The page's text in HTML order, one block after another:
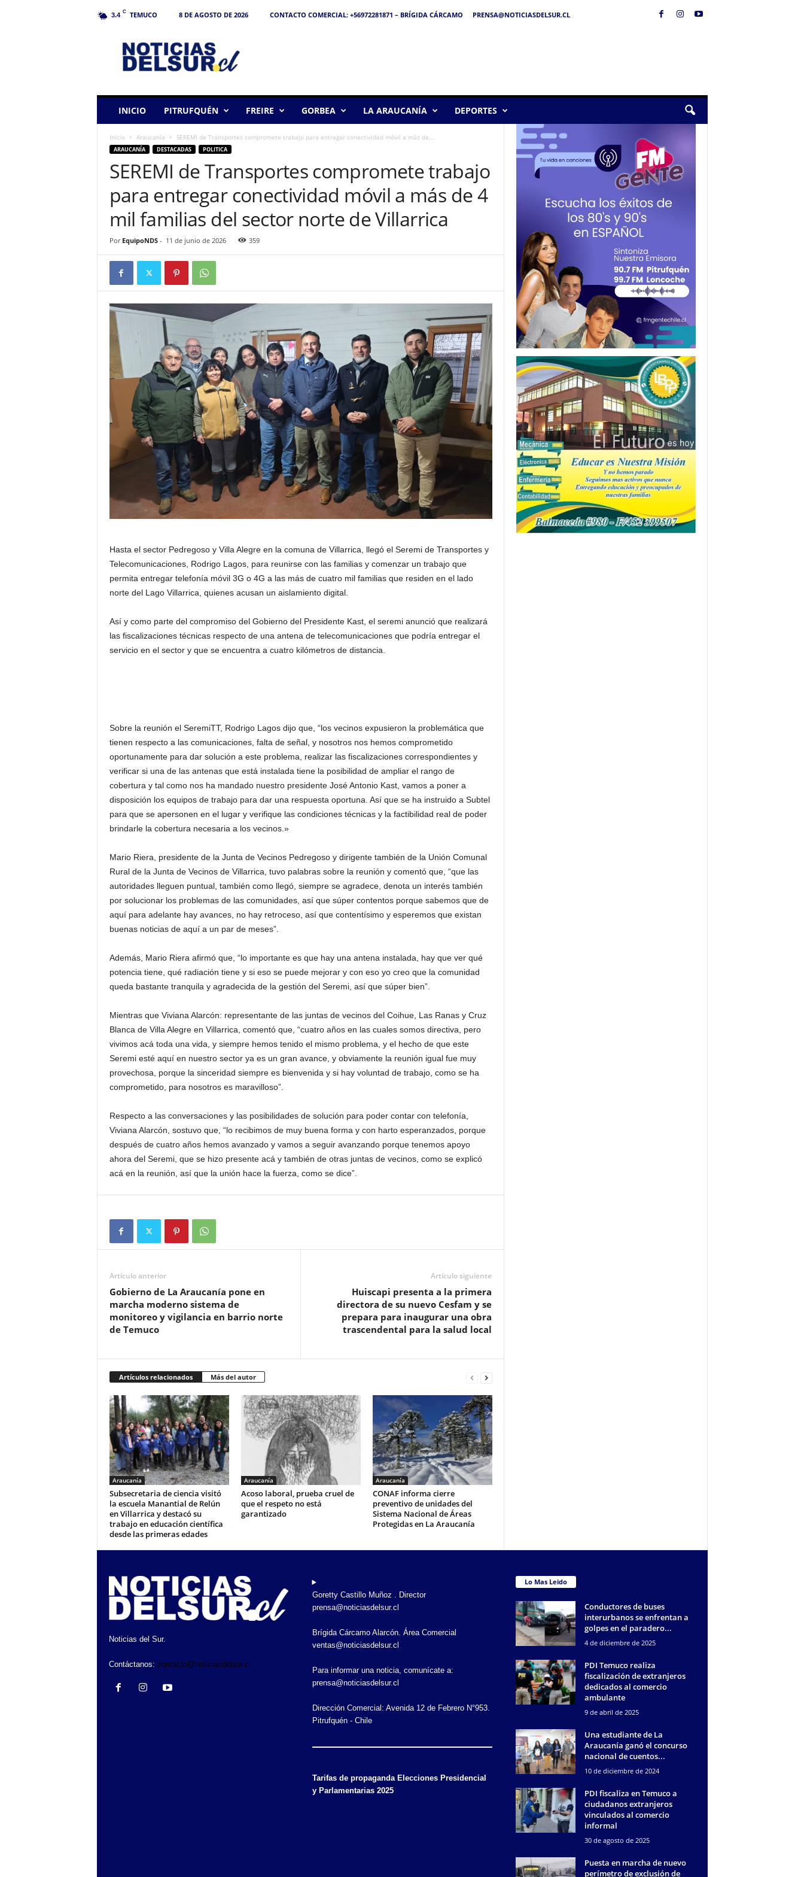
3.4 C TEMUCO 8 DE AGOSTO DE 2026 CONTACTO COMERCIAL: +56972281871 – BRÍGIDA CÁRCAMO
PRENSA@NOTICIASDELSUR.CL
INICIO PITRUFQUÉN FREIRE GORBEA LA ARAUCANÍA DEPORTES
Inicio Araucanía SEREMI de Transportes compromete trabajo para entregar conectividad móvil a más de...
ARAUCANÍA DESTACADAS POLITICA
SEREMI de Transportes compromete trabajo
para entregar conectividad móvil a más de 4
mil familias del sector norte de Villarrica
Por EquipoNDS- 11 de junio de 2026 359
Hasta el sector Pedregoso y Villa Alegre en la comuna de Villarrica, llegó el Seremi de Transportes y
Telecomunicaciones, Rodrigo Lagos, para reunirse con las familias y comenzar un trabajo que
permita entregar telefonía móvil 3G o 4G a las más de cuatro mil familias que residen en el lado
norte del Lago Villarrica, quienes acusan un aislamiento digital.
Así y como parte del compromiso del Gobierno del Presidente Kast, el seremi anunció que realizará
las fiscalizaciones técnicas respecto de una antena de telecomunicaciones que podría entregar el
servicio en el sector y que se encuentra a cuatro kilómetros de distancia.
Sobre la reunión el SeremiTT, Rodrigo Lagos dijo que, “los vecinos expusieron la problemática que
tienen respecto a las comunicaciones, falta de señal, y nosotros nos hemos comprometido
oportunamente para dar solución a este problema, realizar las fiscalizaciones correspondientes y
verificar si una de las antenas que está instalada tiene la posibilidad de ampliar el rango de
cobertura y tal como nos ha mandado nuestro presidente José Antonio Kast, vamos a poner a
disposición los equipos de trabajo para dar una respuesta oportuna. Así que se ha instruido a Subtel
para que se apersonen en el lugar y verifique las condiciones técnicas y la factibilidad real de poder
brindarle la cobertura necesaria a los vecinos.»
Mario Riera, presidente de la Junta de Vecinos Pedregoso y dirigente también de la Unión Comunal
Rural de la Junta de Vecinos de Villarrica, tuvo palabras sobre la reunión y comentó que, “que las
autoridades lleguen puntual, también como llegó, siempre se agradece, denota un interés también
por solucionar los problemas de las comunidades, así que súper contentos porque sabemos que de
aquí para adelante hay avances, no hay retroceso, así que contentísimo y esperemos que existan
buenas noticias de aquí a un par de meses”.
​Además, Mario Riera afirmó que, “lo importante es que hay una antena instalada, hay que ver qué
potencia tiene, qué radiación tiene y si eso se puede mejorar y con eso yo creo que la comunidad
queda bastante tranquila y agradecida de la gestión del Seremi, así que súper bien”.
Mientras que Viviana Alarcón: representante de las juntas de vecinos del Coihue, Las Ranas y Cruz
Blanca de Villa Alegre en Villarrica, comentó que, “cuatro años en las cuales somos directiva, pero
vivimos acá toda una vida, y siempre hemos tenido el mismo problema, y el hecho de que este
Seremi esté aquí en nuestro sector ya es un gran avance, y obviamente la reunión igual fue muy
provechosa, porque la sinceridad siempre es bienvenida y si hay voluntad de trabajo, como se ha
comprometido, para nosotros es maravilloso”.
Respecto a las conversaciones y las posibilidades de solución para poder contar con telefonía,
Viviana Alarcón, sostuvo que, “lo recibimos de muy buena forma y con harto esperanzados, porque
después de cuatro años hemos avanzado y vamos a seguir avanzando porque tenemos apoyo
ahora del Seremi, que se hizo presente acá y también de otras juntas de vecinos, como se explicó
acá en la reunión, así que la unión hace la fuerza, como se dice”.
Artículo anterior
Gobierno de La Araucanía pone en
marcha moderno sistema de
monitoreo y vigilancia en barrio norte
de Temuco
Artículo siguiente
Huiscapi presenta a la primera
directora de su nuevo Cesfam y se
prepara para inaugurar una obra
trascendental para la salud local
Artículos relacionados Más del autor
Araucanía
Subsecretaria de ciencia visitó
la escuela Manantial de Relún
en Villarrica y destacó su
trabajo en educación científica
desde las primeras edades
Araucanía
Acoso laboral, prueba cruel de
que el respeto no está
garantizado
Araucanía
CONAF informa cierre
preventivo de unidades del
Sistema Nacional de Áreas
Protegidas en La Araucanía
Noticias del Sur.
Contáctanos: contacto@noticiasdelsur.cl
Goretty Castillo Muñoz . Director
prensa@noticiasdelsur.cl
Brígida Cárcamo Alarcón. Área Comercial
ventas@noticiasdelsur.cl
Para informar una noticia, comunícate a:
prensa@noticiasdelsur.cl
Dirección Comercial: Avenida 12 de Febrero N°953.
Pitrufquén - Chile
Tarifas de propaganda Elecciones Presidencial
y Parlamentarias 2025
Lo Mas Leido
Conductores de buses
interurbanos se enfrentan a
golpes en el paradero...
4 de diciembre de 2025
PDI Temuco realiza
fiscalización de extranjeros
dedicados al comercio
ambulante
9 de abril de 2025
Una estudiante de La
Araucanía ganó el concurso
nacional de cuentos...
10 de diciembre de 2024
PDI fiscaliza en Temuco a
ciudadanos extranjeros
vinculados al comercio
informal
30 de agosto de 2025
Puesta en marcha de nuevo
perímetro de exclusión de